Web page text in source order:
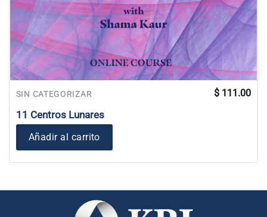
SIN CATEGORIZAR
11 Centros Lunares
$ 111.00
Añadir al carrito